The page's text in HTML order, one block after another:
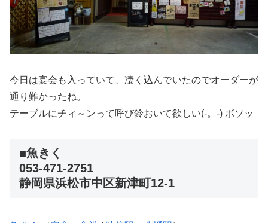
今日は宴会も入っていて、凄く込んでいたのでオーダーが
通り難かったね。
テーブルにチィ～ンって呼び鈴おいて欲しい(-。-) ボソッ
■魚きく
053-471-2751
静岡県浜松市中区新津町12-1